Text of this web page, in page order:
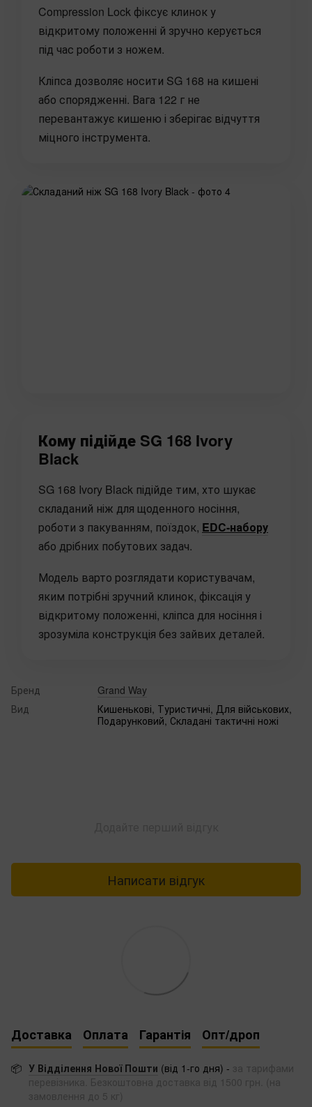
Compression Lock фіксує клинок у
відкритому положенні й зручно керується
під час роботи з ножем.
Кліпса дозволяє носити SG 168 на кишені
або спорядженні. Вага 122 г не
перевантажує кишеню і зберігає відчуття
міцного інструмента.
Кому підійде SG 168 Ivory
Black
SG 168 Ivory Black підійде тим, хто шукає
складаний ніж для щоденного носіння,
роботи з пакуванням, поїздок, EDC-набору
або дрібних побутових задач.
Модель варто розглядати користувачам,
яким потрібні зручний клинок, фіксація у
відкритому положенні, кліпса для носіння і
зрозуміла конструкція без зайвих деталей.
Бренд
Grand Way
Вид
Кишенькові, Туристичні, Для військових,
Подарунковий, Складані тактичні ножі
Написати відгук
Доставка Оплата Гарантія Опт/дроп
📦 У Відділення Нової Пошти (від 1-го дня) - за тарифами
перевізника. Безкоштовна доставка від 1500 грн. (на
замовлення до 5 кг)